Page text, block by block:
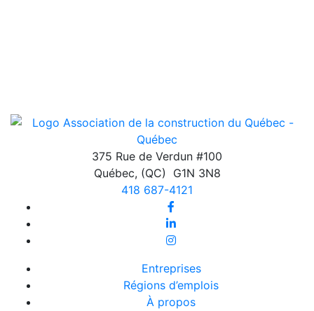
375 Rue de Verdun #100
Québec, (QC)
G1N 3N8
418 687-4121
Entreprises
Régions d’emplois
À propos